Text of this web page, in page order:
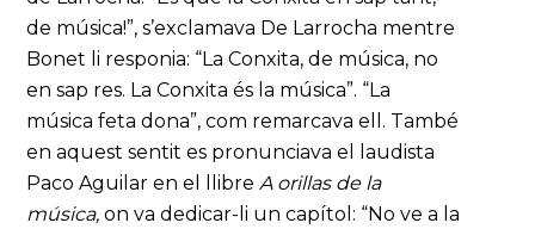
de música!”, s’exclamava De Larrocha mentre
Bonet li responia: “La Conxita, de música, no
en sap res. La Conxita és la música”. “La
música feta dona”, com remarcava ell. També
en aquest sentit es pronunciava el laudista
Paco Aguilar en el llibreA orillas de la
música, on va dedicar-li un capítol: “No ve a la